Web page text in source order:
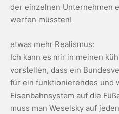
der einzelnen Unternehmen
werfen müssten!
etwas mehr Realismus:
Ich kann es mir in meinen
vorstellen, dass ein
für ein funktionierendes und
Eisenbahnsystem auf die
muss man Weselsky auf